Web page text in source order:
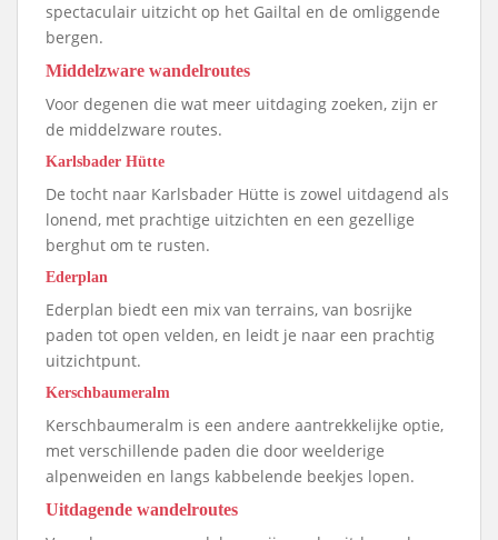
spectaculair uitzicht op het Gailtal en de omliggende
bergen.
Middelzware wandelroutes
Voor degenen die wat meer uitdaging zoeken, zijn er
de middelzware routes.
Karlsbader Hütte
De tocht naar Karlsbader Hütte is zowel uitdagend als
lonend, met prachtige uitzichten en een gezellige
berghut om te rusten.
Ederplan
Ederplan biedt een mix van terrains, van bosrijke
paden tot open velden, en leidt je naar een prachtig
uitzichtpunt.
Kerschbaumeralm
Kerschbaumeralm is een andere aantrekkelijke optie,
met verschillende paden die door weelderige
alpenweiden en langs kabbelende beekjes lopen.
Uitdagende wandelroutes